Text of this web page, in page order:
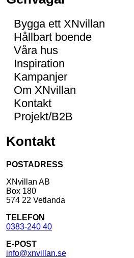
Bygga ett XNvillan
Hållbart boende
Våra hus
Inspiration
Kampanjer
Om XNvillan
Kontakt
Projekt/B2B
Kontakt
POSTADRESS
XNvillan AB
Box 180
574 22 Vetlanda
TELEFON
0383-240 40
E-POST
info@xnvillan.se